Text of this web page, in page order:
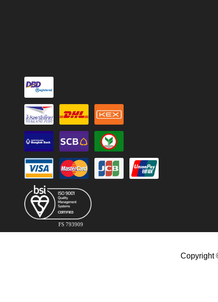
FS 793909
Copyright